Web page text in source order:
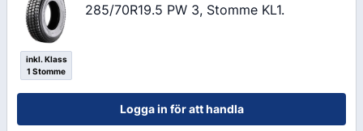
inkl. Klass
1 Stomme
285/70R19.5 PW 3, Stomme KL1.
Logga in för att handla